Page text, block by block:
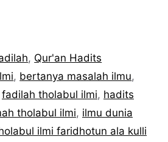
, Qur'an Hadits
, bertanya masalah ilmu,
fadilah tholabul ilmi, hadits
tholabul ilmi, ilmu dunia
ilmi faridhotun ala kulli